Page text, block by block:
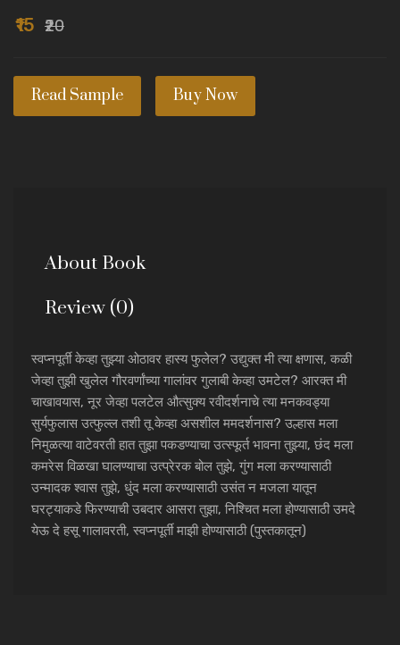
₹15 ₹20
Read Sample Buy Now
About Book
Review (0)
स्वप्नपूर्ती केव्हा तुझ्या ओठावर हास्य फुलेल? उद्युक्त मी त्या क्षणास, कळी
जेव्हा तुझी खुलेल गौरवर्णांच्या गालांवर गुलाबी केव्हा उमटेल? आरक्त मी
चाखावयास, नूर जेव्हा पलटेल औत्सुक्य रवीदर्शनाचे त्या मनकवड्या
सुर्यफुलास उत्फुल्ल तशी तू केव्हा असशील ममदर्शनास? उल्हास मला
निमुळत्या वाटेवरती हात तुझा पकडण्याचा उत्स्फूर्त भावना तुझ्या, छंद मला
कमरेस विळखा घालण्याचा उत्प्रेरक बोल तुझे, गुंग मला करण्यासाठी
उन्मादक श्वास तुझे, धुंद मला करण्यासाठी उसंत न मजला यातून
घरट्याकडे फिरण्याची उबदार आसरा तुझा, निश्चित मला होण्यासाठी उमदे
येऊ दे हसू गालावरती, स्वप्नपूर्ती माझी होण्यासाठी (पुस्तकातून)